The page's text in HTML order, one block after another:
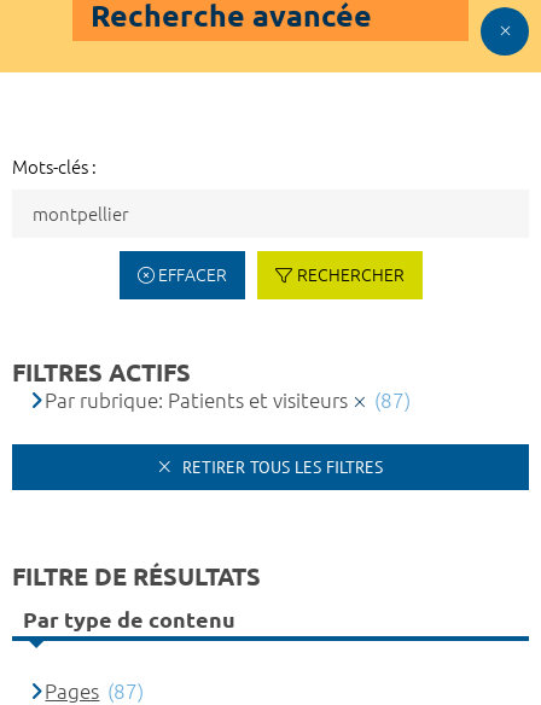
Recherche avancée
Mots-clés :
EFFACER RECHERCHER
FILTRES ACTIFS
Par rubrique: Patients et visiteurs (87)
RETIRER TOUS LES FILTRES
FILTRE DE RÉSULTATS
Par type de contenu
Pages (87)